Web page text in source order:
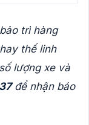
trì hàng
thế linh
lượng xe và
để nhận báo